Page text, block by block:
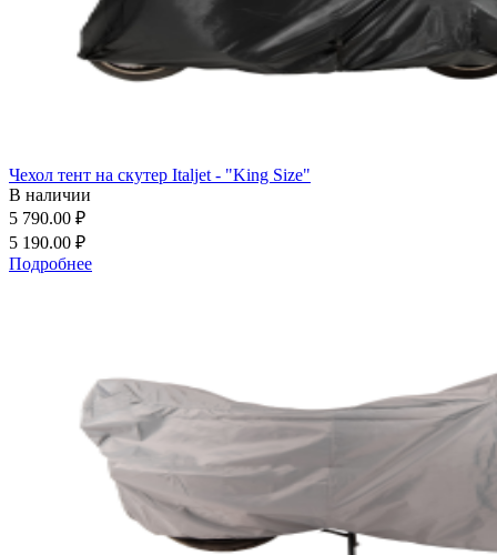
Чехол тент на скутер Italjet - "King Size"
В наличии
5 790.00 ₽
5 190.00 ₽
Подробнее